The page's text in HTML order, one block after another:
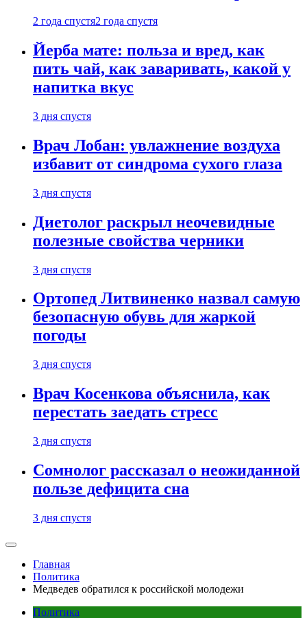
2 года спустя2 года спустя
Йерба мате: польза и вред, как
пить чай, как заваривать, какой у
напитка вкус
3 дня спустя
Врач Лобан: увлажнение воздуха
избавит от синдрома сухого глаза
3 дня спустя
Диетолог раскрыл неочевидные
полезные свойства черники
3 дня спустя
Ортопед Литвиненко назвал самую
безопасную обувь для жаркой
погоды
3 дня спустя
Врач Косенкова объяснила, как
перестать заедать стресс
3 дня спустя
Сомнолог рассказал о неожиданной
пользе дефицита сна
3 дня спустя
Главная
Политика
Медведев обратился к российской молодежи
Политика